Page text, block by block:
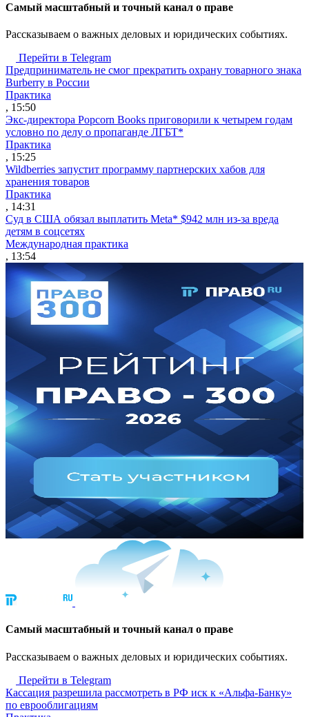
Cамый масштабный и точный канал о праве
Рассказываем о важных деловых и юридических событиях.
Перейти в Telegram
Предприниматель не смог прекратить охрану товарного знака
Burberry в России
Практика
, 15:50
Экс-директора Popcorn Books приговорили к четырем годам
условно по делу о пропаганде ЛГБТ*
Практика
, 15:25
Wildberries запустит программу партнерских хабов для
хранения товаров
Практика
, 14:31
Суд в США обязал выплатить Meta* $942 млн из-за вреда
детям в соцсетях
Международная практика
, 13:54
Cамый масштабный и точный канал о праве
Рассказываем о важных деловых и юридических событиях.
Перейти в Telegram
Кассация разрешила рассмотреть в РФ иск к «Альфа-Банку»
по еврооблигациям